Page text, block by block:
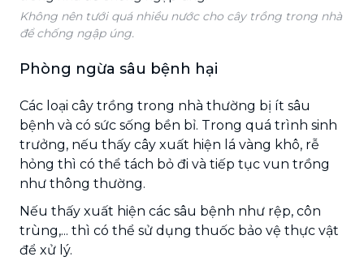
Không nên tưới quá nhiều nước cho cây trồng trong nhà
để chống ngập úng.
Phòng ngừa sâu bệnh hại
Các loại cây trồng trong nhà thường bị ít sâu
bệnh và có sức sống bền bỉ. Trong quá trình sinh
trưởng, nếu thấy cây xuất hiện lá vàng khô, rễ
hỏng thì có thể tách bỏ đi và tiếp tục vun trồng
như thông thường.
Nếu thấy xuất hiện các sâu bệnh như rệp, côn
trùng,... thì có thể sử dụng thuốc bảo vệ thực vật
để xử lý.